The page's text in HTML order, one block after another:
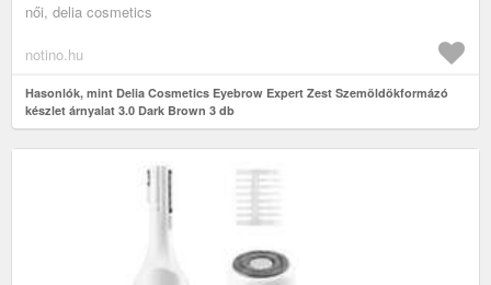
női, delia cosmetics
notino.hu
Hasonlók, mint Delia Cosmetics Eyebrow Expert Zest Szemöldökformázó
készlet árnyalat 3.0 Dark Brown 3 db